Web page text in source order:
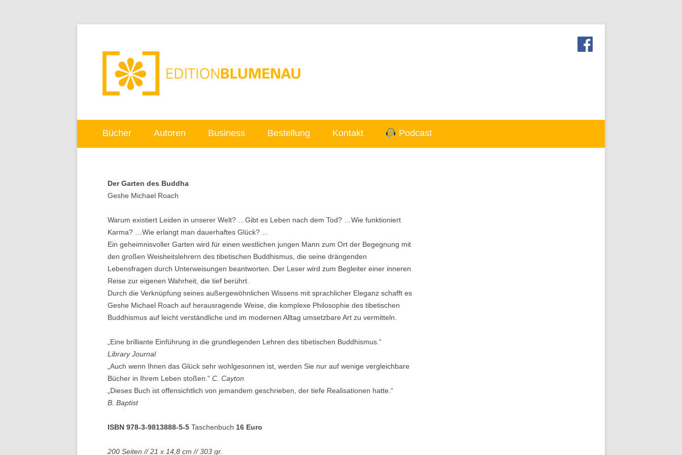
Bücher Autoren Business Bestellung Kontakt Podcast
Der Garten des Buddha
Geshe Michael Roach
Warum existiert Leiden in unserer Welt? …Gibt es Leben nach dem Tod? …Wie funktioniert
Karma? …Wie erlangt man dauerhaftes Glück? …
Ein geheimnisvoller Garten wird für einen westlichen jungen Mann zum Ort der Begegnung mit
den großen Weisheitslehrern des tibetischen Buddhismus, die seine drängenden
Lebensfragen durch Unterweisungen beantworten. Der Leser wird zum Begleiter einer inneren
Reise zur eigenen Wahrheit, die tief berührt.
Durch die Verknüpfung seines außergewöhnlichen Wissens mit sprachlicher Eleganz schafft es
Geshe Michael Roach auf herausragende Weise, die komplexe Philosophie des tibetischen
Buddhismus auf leicht verständliche und im modernen Alltag umsetzbare Art zu vermitteln.
„Eine brilliante Einführung in die grundlegenden Lehren des tibetischen Buddhismus.“
Library Journal
„Auch wenn Ihnen das Glück sehr wohlgesonnen ist, werden Sie nur auf wenige vergleichbare
Bücher in Ihrem Leben stoßen.“ C. Cayton
„Dieses Buch ist offensichtlich von jemandem geschrieben, der tiefe Realisationen hatte.“
B. Baptist
ISBN 978-3-9813888-5-5 Taschenbuch 16 Euro
200 Seiten // 21 x 14,8 cm // 303 gr.